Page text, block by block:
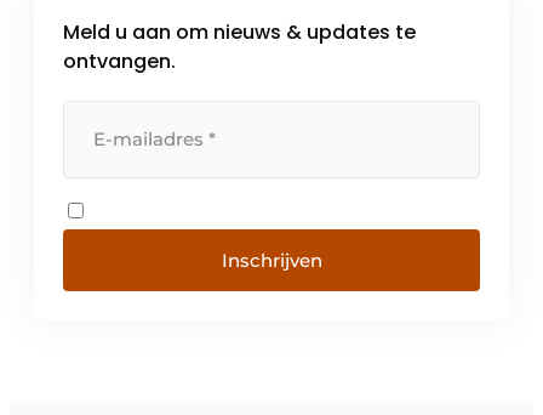
Meld u aan om nieuws & updates te
ontvangen.
Inschrijven